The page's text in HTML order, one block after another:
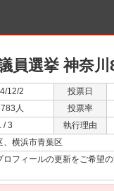
員選挙 神奈川
12/2 投票日
人 投票率
/ 3 執行理由
、横浜市青葉区
ロフィールの更新をご希望